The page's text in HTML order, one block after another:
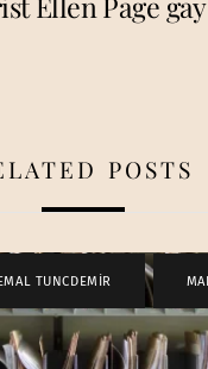
POSTS
TUNCDEMİR ,